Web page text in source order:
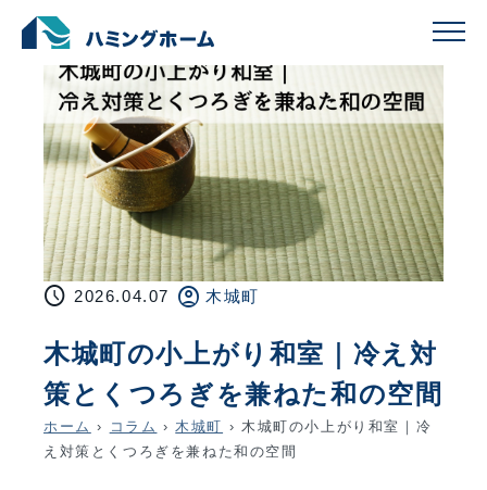
schedule 2026.04.07 account_circle 木城町
木城町の小上がり和室｜冷え対
策とくつろぎを兼ねた和の空間
ホーム › コラム › 木城町 › 木城町の小上がり和室｜冷
え対策とくつろぎを兼ねた和の空間